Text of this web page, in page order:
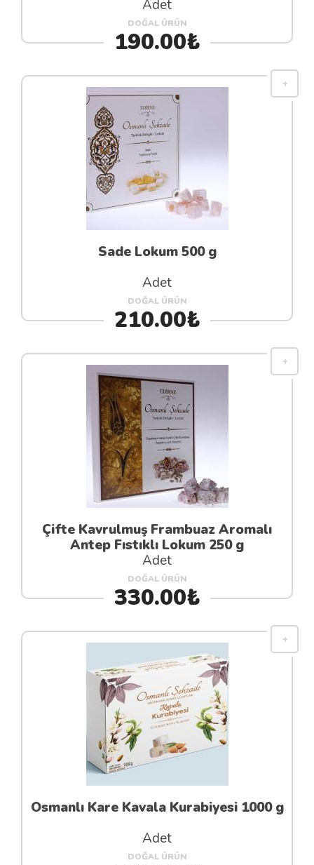
Adet
DOĞAL ÜRÜN
190.00₺
Sade Lokum 500 g
Adet
DOĞAL ÜRÜN
210.00₺
Çifte Kavrulmuş Frambuaz Aromalı
Antep Fıstıklı Lokum 250 g
Adet
DOĞAL ÜRÜN
330.00₺
Osmanlı Kare Kavala Kurabiyesi 1000 g
Adet
DOĞAL ÜRÜN